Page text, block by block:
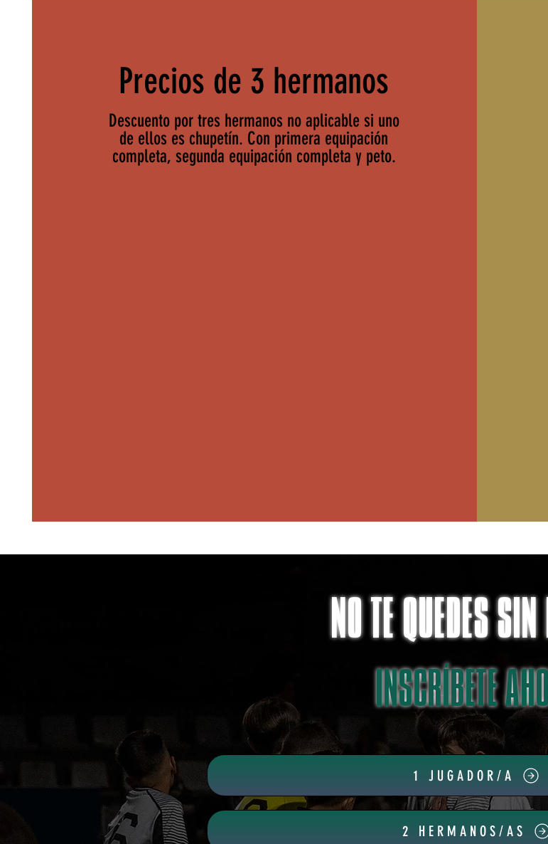
Precios de 3 hermanos
Descuento por tres hermanos no aplicable si uno
de ellos es chupetín. Con primera equipación
completa, segunda equipación completa y peto.
NO TE QUEDES
INSCRÍBETE
1 JUGADOR/A
2 HERMANOS/AS